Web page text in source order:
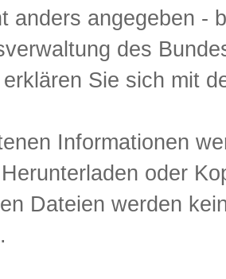
anders angegeben -
des
Sie sich mit
Informationen
oder
Dateien werden